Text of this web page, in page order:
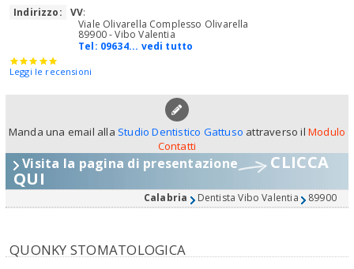
Indirizzo:
VV:
Viale Olivarella Complesso Olivarella
89900 - Vibo Valentia
Tel: 09634... vedi tutto
Leggi le recensioni
Manda una email alla Studio Dentistico Gattuso attraverso il Modulo
Contatti
Visita la pagina di presentazione CLICCA
QUI
Calabria Dentista Vibo Valentia 89900
QUONKY STOMATOLOGICA